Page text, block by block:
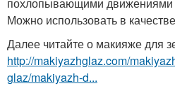
Можно использовать в
Далее читайте о макияже для
http://makiyazhglaz.com/
glaz/makiyazh-d...